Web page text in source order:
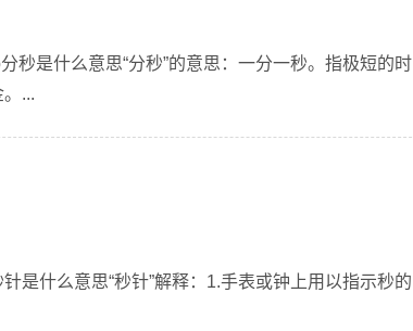
秒是什么意思“分秒”的意思：一分一秒。指极短的时
...
是什么意思“秒针”解释：1.手表或钟上用以指示秒的